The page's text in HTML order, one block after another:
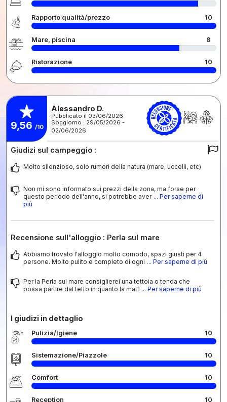
Rapporto qualità/prezzo 10
Mare, piscina 8
Ristorazione 10
9,56 /10
Alessandro D.
Pubblicato il 03/06/2026
Soggiorno : 29/05/2026 -
02/06/2026
Giudizi sul campeggio :
Molto silenzioso, solo rumori della natura (mare, uccelli, etc)
Non mi sono informato sui prezzi della zona, ma forse per
questo periodo dell'anno, si potrebbe aver ... Per saperne di
più
Recensione sull'alloggio : Perla sul mare
Abbiamo trovato l'alloggio molto comodo, spazi giusti per 4
persone. Molto pulito e completo di ogni ... Per saperne di più
Per la Perla sul mare consiglierei una tettoia o tenda che
possa partire dal tetto in quanto la matt ... Per saperne di più
I giudizi in dettaglio
Pulizia/Igiene 10
Sistemazione/Piazzole 10
Comfort 10
Reception 10